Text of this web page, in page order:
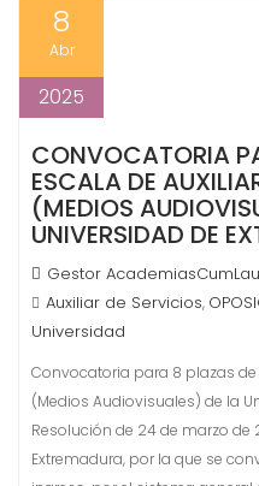
8
Abr
2025
CONVOCATORIA
ESCALA DE
(MEDIOS
UNIVERSIDAD DE
Gestor
Auxiliar de Servicios,
Universidad
Convocatoria para 8 plazas de
(Medios Audiovisuales) de la
Resolución de 24 de marzo de
Extremadura, por la que se